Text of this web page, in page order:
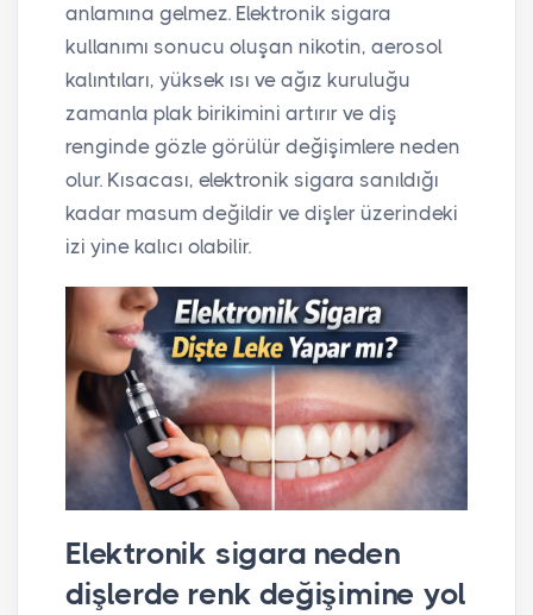
anlamına gelmez. Elektronik sigara
kullanımı sonucu oluşan nikotin, aerosol
kalıntıları, yüksek ısı ve ağız kuruluğu
zamanla plak birikimini artırır ve diş
renginde gözle görülür değişimlere neden
olur. Kısacası, elektronik sigara sanıldığı
kadar masum değildir ve dişler üzerindeki
izi yine kalıcı olabilir.
Elektronik sigara neden
dişlerde renk değişimine yol